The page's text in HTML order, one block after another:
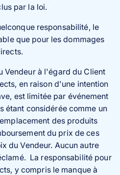
par la loi.
responsabilité, le
que pour les dommages
Vendeur à l'égard du Client
en raison d'une intention
est limitée par événement
étant considérée comme un
des produits
du prix de ces
du Vendeur. Aucun autre
La responsabilité pour
y compris le manque à